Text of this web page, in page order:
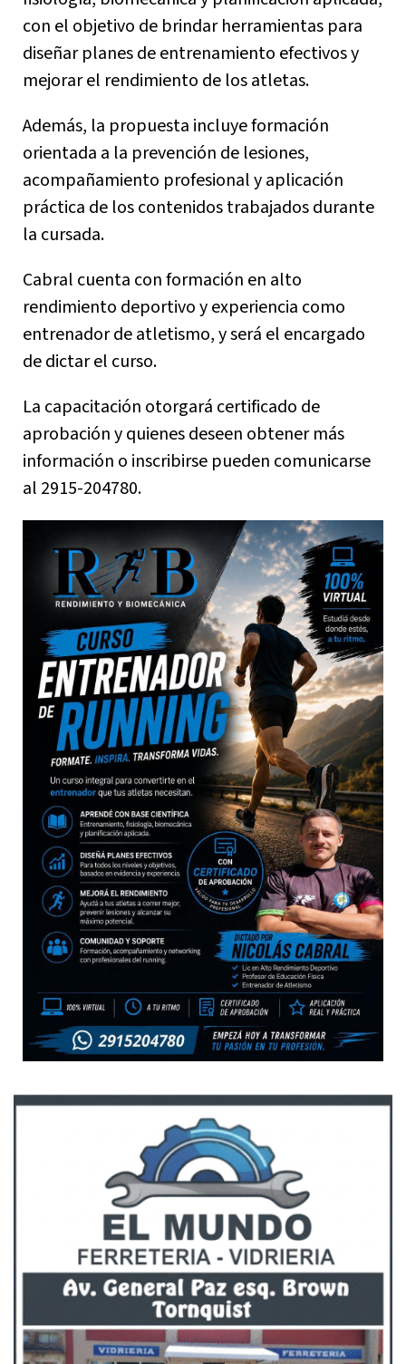
con el objetivo de brindar herramientas para
diseñar planes de entrenamiento efectivos y
mejorar el rendimiento de los atletas.
Además, la propuesta incluye formación
orientada a la prevención de lesiones,
acompañamiento profesional y aplicación
práctica de los contenidos trabajados durante
la cursada.
Cabral cuenta con formación en alto
rendimiento deportivo y experiencia como
entrenador de atletismo, y será el encargado
de dictar el curso.
La capacitación otorgará certificado de
aprobación y quienes deseen obtener más
información o inscribirse pueden comunicarse
al 2915-204780.